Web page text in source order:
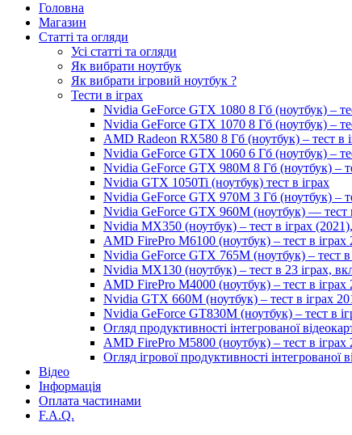
Головна
Магазин
Статті та огляди
Усі статті та огляди
Як вибрати ноутбук
Як вибрати ігровий ноутбук ?
Тести в іграх
Nvidia GeForce GTX 1080 8 Гб (ноутбук) –
Nvidia GeForce GTX 1070 8 Гб (ноутбук) –
AMD Radeon RX580 8 Гб (ноутбук) – тест в
Nvidia GeForce GTX 1060 6 Гб (ноутбук) –
Nvidia GeForce GTX 980M 8 Гб (ноутбук) –
Nvidia GTX 1050Ti (ноутбук) тест в іграх
Nvidia GeForce GTX 970M 3 Гб (ноутбук) –
Nvidia GeForce GTX 960M (ноутбук) — тест
Nvidia MX350 (ноутбук) – тест в іграх
AMD FirePro M6100 (ноутбук) – тест в іграх
Nvidia GeForce GTX 765M (ноутбук) – тест в
Nvidia MX130 (ноутбук) – тест в 23 іграх,
AMD FirePro M4000 (ноутбук) – тест в іграх
Nvidia GTX 660M (ноутбук) – тест в іграх
Nvidia GeForce GT830M (ноутбук) – тест в
Огляд продуктивності інтегрованої
AMD FirePro M5800 (ноутбук) – тест в іграх
Огляд ігрової продуктивності інтегрованої
Відео
Інформація
Оплата частинами
F.A.Q.